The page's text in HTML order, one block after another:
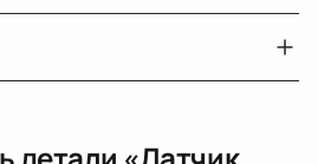
2015
Мерседес Бенс М
насос
дизель), форсунка
14 дней